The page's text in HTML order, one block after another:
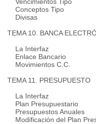
Conceptos Tipo
Divisas
TEMA 10. BANCA
La Interfaz
Enlace Bancario
Movimientos C.C.
TEMA 11. PRESUPUESTO
La Interfaz
Plan Presupuestario
Presupuestos Anuales
Modificación del Plan